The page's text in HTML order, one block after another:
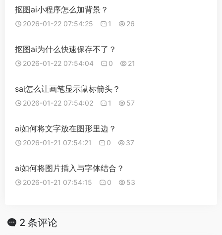
抠图ai小程序怎么加背景？
2026-01-22 07:54:25 1 26
抠图ai为什么快速保存不了？
2026-01-22 07:54:04 0 21
sai怎么让画笔显示鼠标箭头？
2026-01-22 07:54:02 1 57
ai如何将文字放在图形里边？
2026-01-21 07:54:21 0 37
ai如何将图片插入与字体结合？
2026-01-21 07:54:15 0 53
2 条评论